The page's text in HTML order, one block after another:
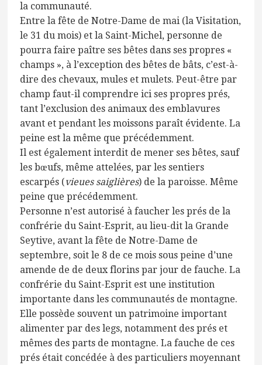
la communauté.
Entre la fête de Notre-Dame de mai (la Visitation,
le 31 du mois) et la Saint-Michel, personne de
pourra faire paître ses bêtes dans ses propres «
champs », à l’exception des bêtes de bâts, c’est-à-
dire des chevaux, mules et mulets. Peut-être par
champ faut-il comprendre ici ses propres prés,
tant l’exclusion des animaux des emblavures
avant et pendant les moissons paraît évidente. La
peine est la même que précédemment.
Il est également interdit de mener ses bêtes, sauf
les bœufs, même attelées, par les sentiers
escarpés (vieues saiglières) de la paroisse. Même
peine que précédemment.
Personne n’est autorisé à faucher les prés de la
confrérie du Saint-Esprit, au lieu-dit la Grande
Seytive, avant la fête de Notre-Dame de
septembre, soit le 8 de ce mois sous peine d’une
amende de de deux florins par jour de fauche. La
confrérie du Saint-Esprit est une institution
importante dans les communautés de montagne.
Elle possède souvent un patrimoine important
alimenter par des legs, notamment des prés et
mêmes des parts de montagne. La fauche de ces
prés était concédée à des particuliers moyennant